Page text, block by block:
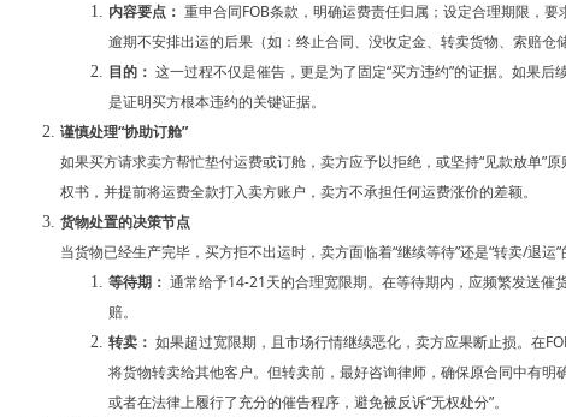
内容要点： 重申合同FOB条款，明确运费责任归属；设定合理期限，
逾期不安排出运的后果（如：终止合同、没收定金、转卖货物、索赔仓储
目的： 这一过程不仅是催告，更是为了固定“买方违约”的证据。如果
是证明买方根本违约的关键证据。
谨慎处理“协助订舱”
如果买方请求卖方帮忙垫付运费或订舱，卖方应予以拒绝，或坚持“见款放单”
权书，并提前将运费全款打入卖方账户，卖方不承担任何运费涨价的差额。
货物处置的决策节点
当货物已经生产完毕，买方拒不出运时，卖方面临着“继续等待”还是“转卖/退运”
等待期： 通常给予14-21天的合理宽限期。在等待期内，应频繁发送催
赔。
转卖： 如果超过宽限期，且市场行情继续恶化，卖方应果断止损。在
将货物转卖给其他客户。但转卖前，最好咨询律师，确保原合同中有明
或者在法律上履行了充分的催告程序，避免被反诉“无权处分”。